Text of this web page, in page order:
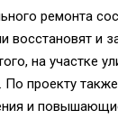
ремонта
и
на участке
проекту
и